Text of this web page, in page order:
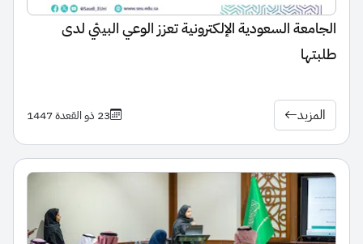
الجامعة السعودية الإلكترونية تعزز الوعي البيئي لدى
طلبتها
المزيد 23 ذو القعدة 1447